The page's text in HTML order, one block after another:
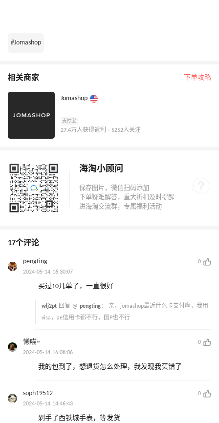
#Jomashop
相关商家 下单攻略
Jomashop
支付宝
27.4万人获得返利 · 5252人关注
海淘小顾问
17个评论
pengting
0
2024-05-14 16:30:07
买过10几单了，一直很好
wlj2pt 回复 @ pengting： 亲，jomashop最近什么卡支付啊，我用
visa，ae信用卡都不行，国P也不行
懒喵~
0
2024-05-14 16:08:06
我的包到了，想退货怎么处理，我发现我买错了
soph19512
0
2024-05-14 14:46:43
剁手了西铁城手表，等发货